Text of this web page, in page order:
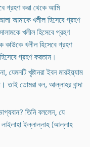
গ্রহণ করা থেকে আমি
আমাকে খলীল হিসেবে গ্রহণ
খলীল হিসেবে গ্রহণ
খলীল হিসেবে গ্রহণ
গ্রহণ করতাম।
যেমনটি খৃষ্টানরা ইবন মারইয়্যাম
তাই তোমরা বল, আল্লাহর বান্দা
তিনি বললেন, যে
ইল্লাল্লাহ (আল্লাহ